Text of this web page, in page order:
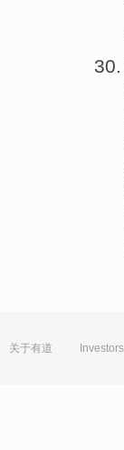
关于有道 Investors